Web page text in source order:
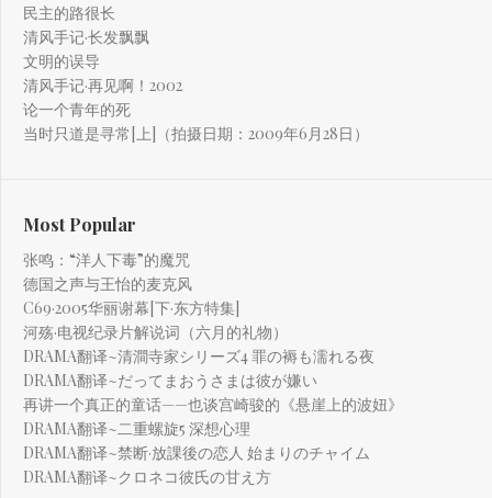
民主的路很长
清风手记·长发飘飘
文明的误导
清风手记·再见啊！2002
论一个青年的死
当时只道是寻常[上]（拍摄日期：2009年6月28日）
Most Popular
张鸣：“洋人下毒”的魔咒
德国之声与王怡的麦克风
C69·2005华丽谢幕[下·东方特集]
河殇·电视纪录片解说词（六月的礼物）
DRAMA翻译~清澗寺家シリーズ4 罪の褥も濡れる夜
DRAMA翻译~だってまおうさまは彼が嫌い
再讲一个真正的童话——也谈宫崎骏的《悬崖上的波妞》
DRAMA翻译~二重螺旋5 深想心理
DRAMA翻译~禁断·放課後の恋人 始まりのチャイム
DRAMA翻译~クロネコ彼氏の甘え方